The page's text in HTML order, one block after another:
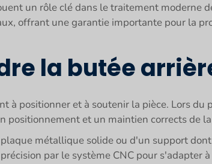
un rôle clé dans le traitement moderne
offrant une garantie importante pour la
la butée
à positionner et à soutenir la pièce. Lors du
et un maintien corrects de
métallique solide ou d'un support
par le système CNC pour s'adapter